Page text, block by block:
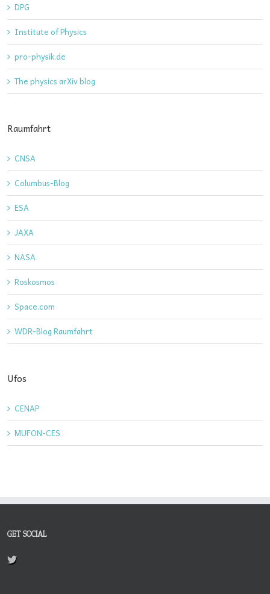
DPG
Institute of Physics
pro-physik.de
The physics arXiv blog
Raumfahrt
CNSA
Columbus-Blog
ESA
JAXA
NASA
Roskosmos
Space.com
WDR-Blog Raumfahrt
Ufos
CENAP
MUFON-CES
GET SOCIAL